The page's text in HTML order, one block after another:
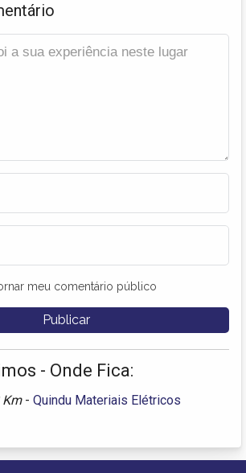
meu comentário público
- Onde Fica:
Km - Quindu Materiais Elétricos